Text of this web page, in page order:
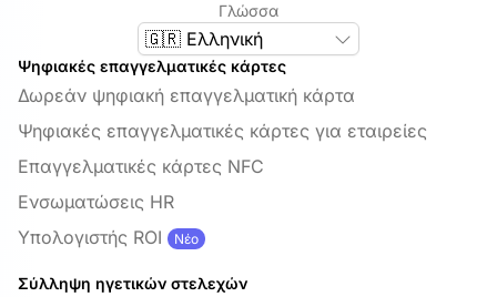
Γλώσσα
🇬🇷 Ελληνική
Ψηφιακές επαγγελματικές κάρτες
Δωρεάν ψηφιακή επαγγελματική κάρτα
Ψηφιακές επαγγελματικές κάρτες για εταιρείες
Επαγγελματικές κάρτες NFC
Ενσωματώσεις HR
Υπολογιστής ROI
Νέο
Σύλληψη ηγετικών στελεχών